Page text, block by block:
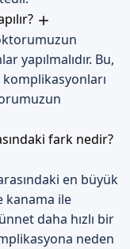
yapılmalıdır. Bu,
komplikasyonları
fark nedir?
en büyük
kanama ile
daha hızlı bir
neden